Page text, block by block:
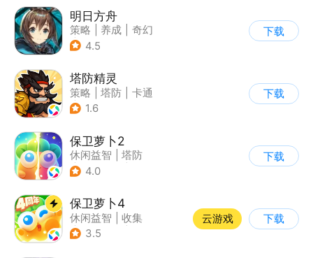
明日方舟
策略 养成
奇幻
| 废土
4.5
下载
塔防精灵
策略 塔防
卡通
| 自走棋
1.6
下载
保卫萝卜2
休闲益智
塔防
| 保卫萝卜
4.0
下载
保卫萝卜4
休闲益智
收集
| 保卫萝卜
3.5
云游戏 下载